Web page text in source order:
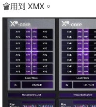
會用到 XMX。